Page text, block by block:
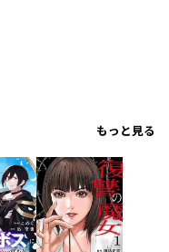
もっと見る